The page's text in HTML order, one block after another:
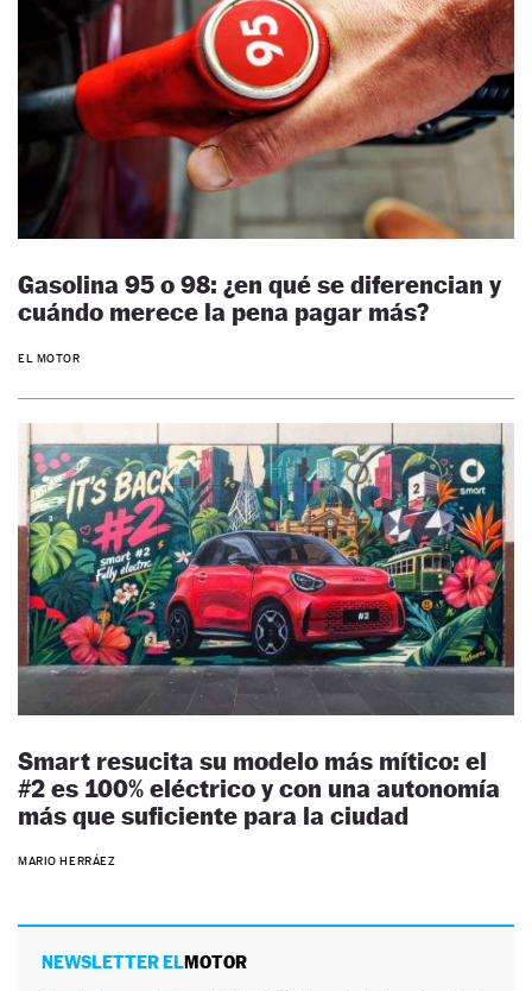
Gasolina 95 o 98: ¿en qué se diferencian y
cuándo merece la pena pagar más?
EL MOTOR
Smart resucita su modelo más mítico: el
#2 es 100% eléctrico y con una autonomía
más que suficiente para la ciudad
MARIO HERRÁEZ
NEWSLETTER ELMOTOR